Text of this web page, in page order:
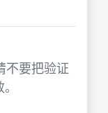
不要把验证